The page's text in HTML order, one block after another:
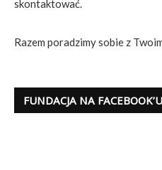
skontaktować.
Razem poradzimy sobie z
FUNDACJA NA FACEBOOK’U